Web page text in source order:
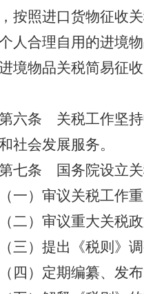
按照进口货物征收关
人合理自用的进境
境物品关税简易征
六条 关税工作坚持
社会发展服务。
七条 国务院设立关
一）审议关税工作
二）审议重大关税
三）提出《税则》调
四）定期编纂、发布